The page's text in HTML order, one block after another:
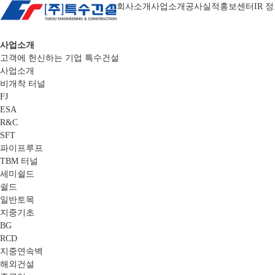
회사소개 사업소개 공사실적 홍보센터 IR 정
사업소개
고객에 헌신하는 기업 특수건설
사업소개
비개착 터널
FJ
ESA
R&C
SFT
파이프루프
TBM 터널
세미쉴드
쉴드
일반토목
지중기초
BG
RCD
지중연속벽
해외건설